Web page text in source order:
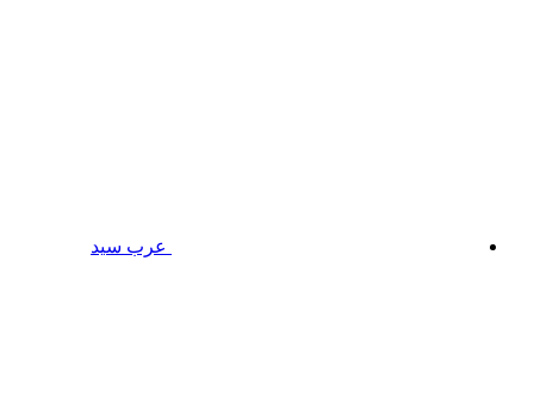
عرب سيد